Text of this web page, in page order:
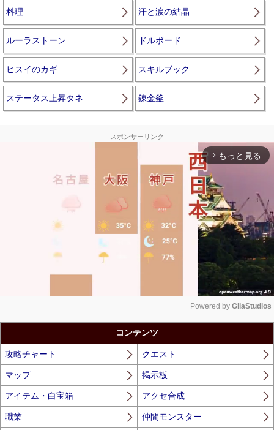
料理 汗と涙の結晶
ルーラストーン ドルボード
ヒスイのカギ スキルブック
ステータス上昇タネ 錬金釜
- スポンサーリンク -
arrow_forward_ios もっと見る
Powered by GliaStudios
コンテンツ
攻略チャート クエスト
マップ 掲示板
アイテム・白宝箱 アクセ合成
職業 仲間モンスター